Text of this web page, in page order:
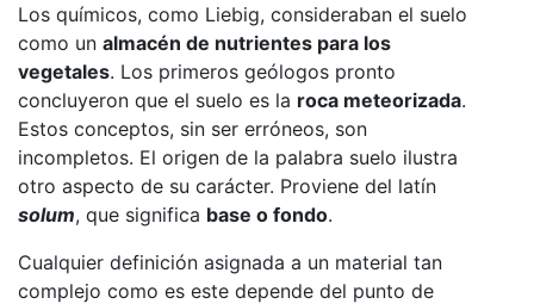
Los químicos, como Liebig, consideraban el suelo
como un almacén de nutrientes para los
vegetales. Los primeros geólogos pronto
concluyeron que el suelo es la roca meteorizada.
Estos conceptos, sin ser erróneos, son
incompletos. El origen de la palabra suelo ilustra
otro aspecto de su carácter. Proviene del latín
solum, que significa base o fondo.
Cualquier definición asignada a un material tan
complejo como es este depende del punto de